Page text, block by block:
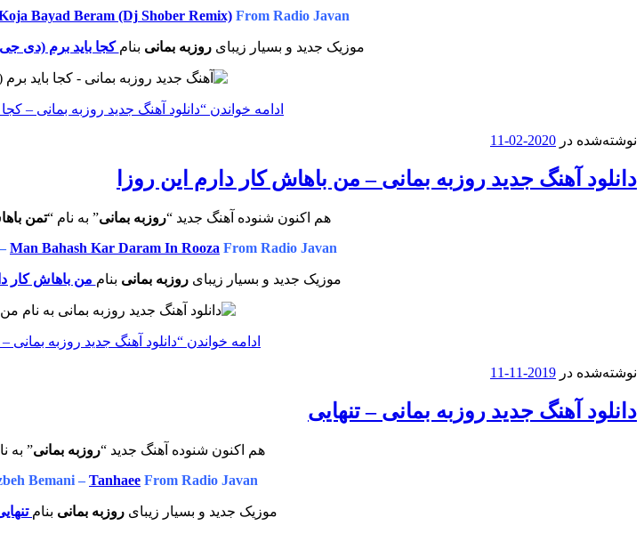
Bayad Beram (Dj Shober Remix)From Radio Javan
موزیک جدید و بسیار زیبای روزبه بمانی بنام کجا باید برم (دی
ادامه خواندن “دانلود آهنگ جدید روزبه بمانی –
نوشته‌شده در 2020-02-11
دانلود آهنگ جدید روزبه بمانی – من باهاش کار دارم این روزا
هم اکنون شنوده آهنگ جدید “روزبه بمانی” به نام “تمن
Man Bahash Kar Daram In Rooza From Radio Javan
موزیک جدید و بسیار زیبای روزبه بمانی بنام من باهاش کار
ادامه خواندن “دانلود آهنگ جدید روزبه
نوشته‌شده در 2019-11-11
دانلود آهنگ جدید روزبه بمانی – تنهایی
هم اکنون شنوده آهنگ جدید “روزبه بمانی” به
Bemani – Tanhaee From Radio Javan
موزیک جدید و بسیار زیبای روزبه بمانی بنام